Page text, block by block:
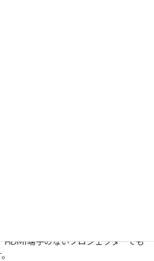
HDMI端子のないプロジェクターでも